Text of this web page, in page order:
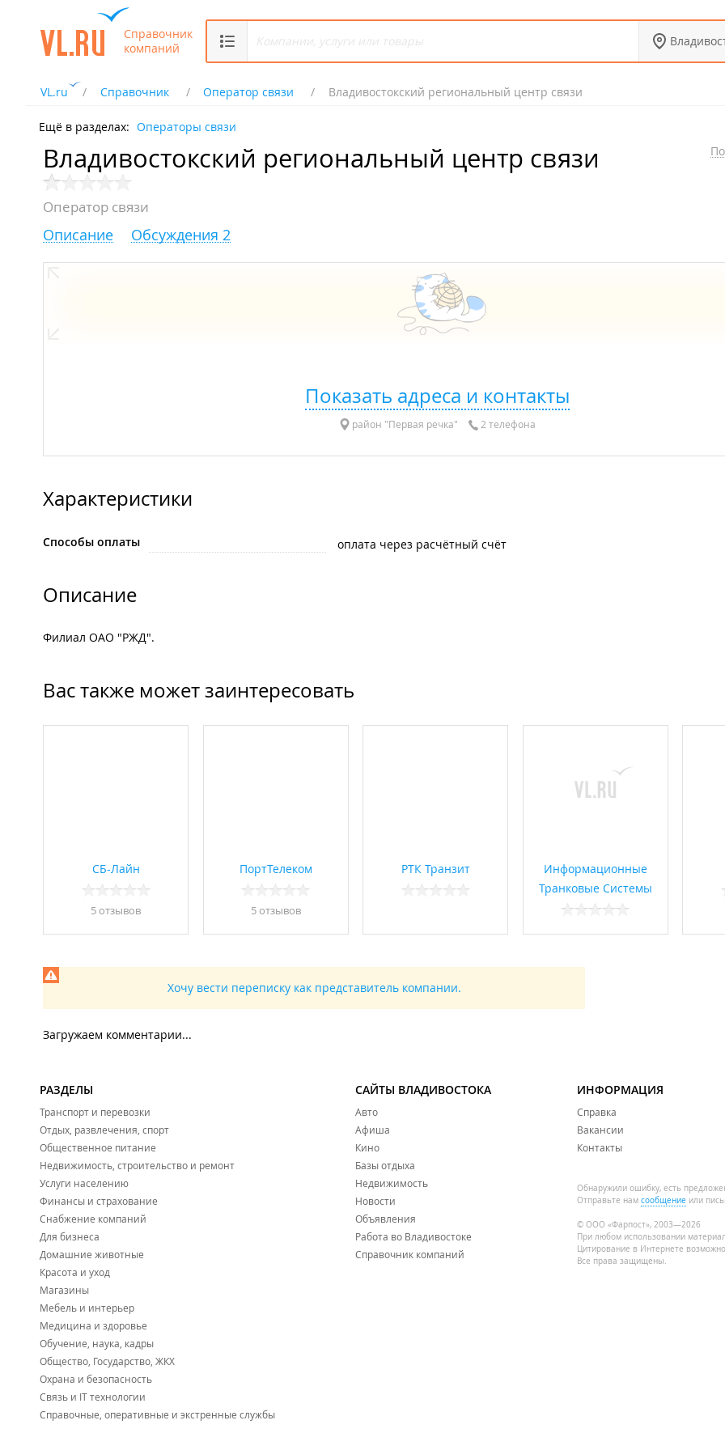
Справочник
компаний
VL.ru Справочник Оператор связи Владивостокский региональный центр связи
Ещё в разделах: Операторы связи
Владивостокский региональный центр связи
Оператор связи
Описание Обсуждения 2
Показать адреса и контакты
район "Первая речка" 2 телефона
Характеристики
Способы оплаты оплата через расчётный счёт
Описание
Филиал ОАО "РЖД".
Вас также может заинтересовать
СБ-Лайн
5 отзывов
ПортТелеком
5 отзывов
РТК Транзит
Информационные
Транковые Системы
Хочу вести переписку как представитель компании.
Загружаем комментарии...
РАЗДЕЛЫ
Транспорт и перевозки
Отдых, развлечения, спорт
Общественное питание
Недвижимость, строительство и ремонт
Услуги населению
Финансы и страхование
Снабжение компаний
Для бизнеса
Домашние животные
Красота и уход
Магазины
Мебель и интерьер
Медицина и здоровье
Обучение, наука, кадры
Общество, Государство, ЖКХ
Охрана и безопасность
Связь и IT технологии
Справочные, оперативные и экстренные службы
САЙТЫ ВЛАДИВОСТОКА
Авто
Афиша
Кино
Базы отдыха
Недвижимость
Новости
Объявления
Работа во Владивостоке
Справочник компаний
ИНФОРМАЦИЯ
Справка
Вакансии
Контакты
Обнаружили ошибку, есть
Отправьте нам сообщение или
© ООО «Фарпост», 2003—2026
При любом использовании
Цитирование в Интернете
Все права защищены.